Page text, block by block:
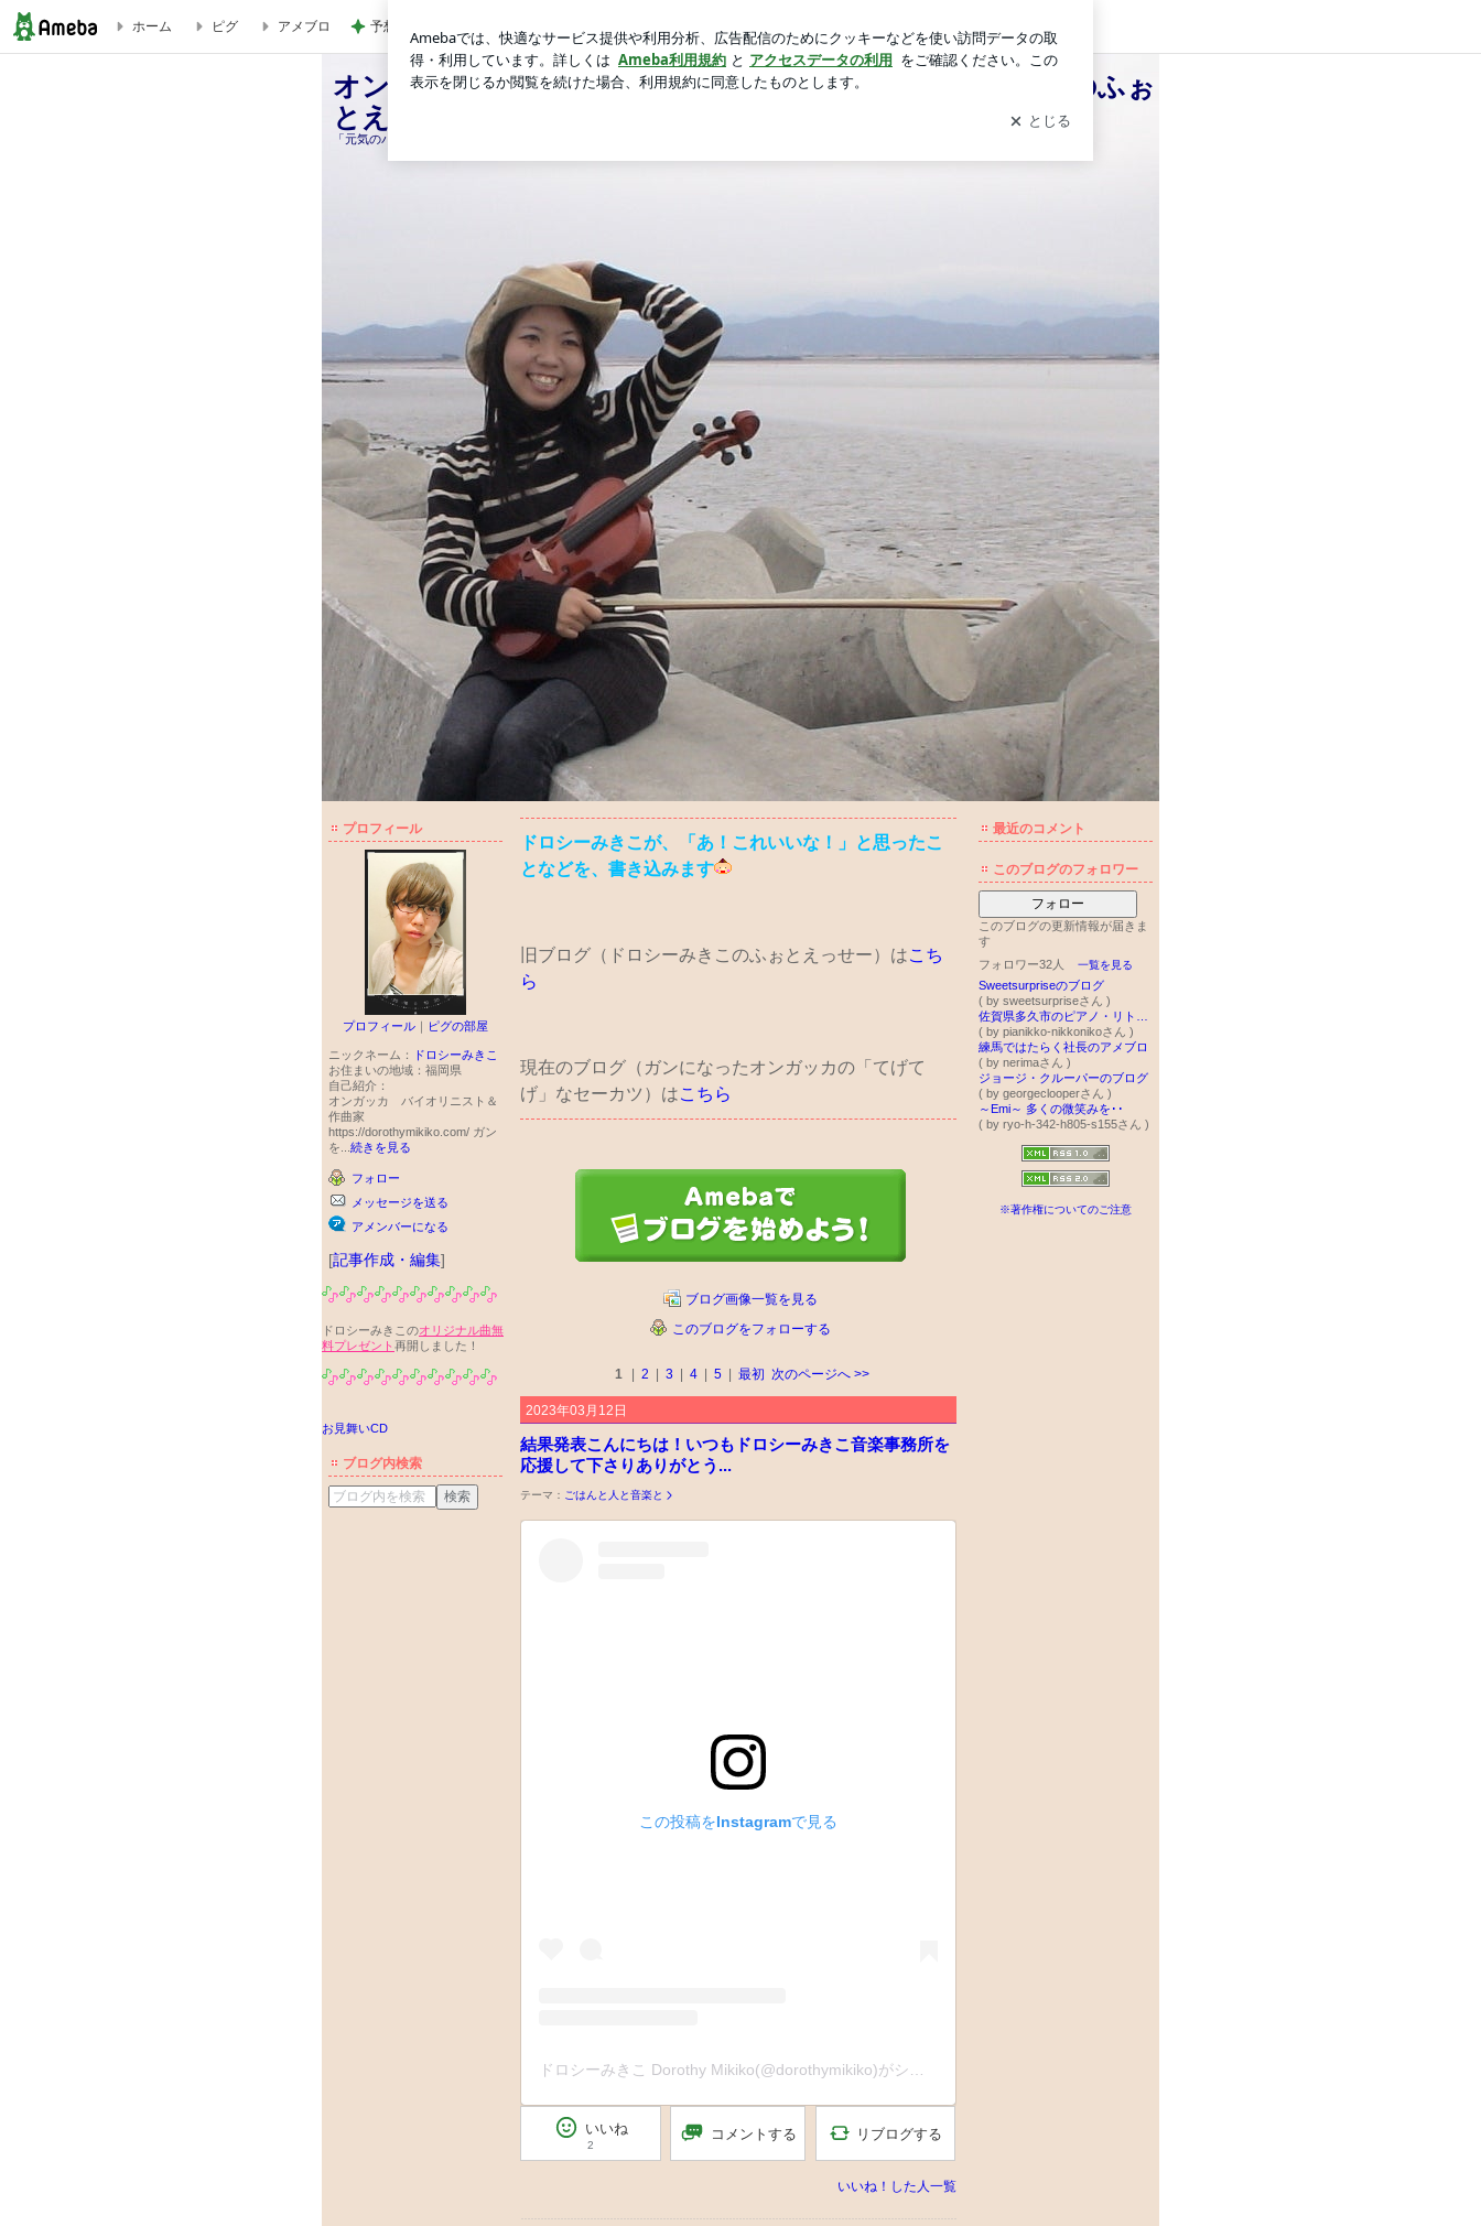
オンガッカ（バイオリニスト＆作曲家） ドロシーみきこのふぉとえっせー
ホーム ピグ アメブロ 予想以上の映画第二弾の入場特典
オンガッカ（バイオリニスト＆作曲家） ドロシーみきこのふぉ
とえっせー
「元気のバトン ドロシーみきこ全国1750市区町村バイオリン行脚」実施中。あなたの街にもやってきま～す
プロフィール
プロフィール ｜ ピグの部屋
ニックネーム：
ドロシーみきこ
お住まいの地域： 福岡県
自己紹介：
オンガッカ バイオリニスト＆
作曲家
https://dorothymikiko.com/ ガン
を... 続きを見る
フォロー
メッセージを送る
アメンバーになる
[記事作成・編集]
ドロシーみきこのオリジナル曲無
料プレゼント 再開しました！
お見舞いCD
ブログ内検索
ドロシーみきこが、「あ！これいいな！」と思ったこ
となどを、書き込みます
旧ブログ（ドロシーみきこのふぉとえっせー）はこち
ら
現在のブログ（ガンになったオンガッカの「てげて
げ」なセーカツ）はこちら
ブログ画像一覧を見る
このブログをフォローする
1 2 3 4 5 最初 次のページへ>>
2023年03月12日
結果発表こんにちは！いつもドロシーみきこ音楽事務所を
応援して下さりありがとう...
テーマ： ごはんと人と音楽と
この投稿をInstagramで見る
いいね
2
コメントする リブログする
いいね！した人一覧
最近のコメント
このブログのフォロワー
フォロー
このブログの更新情報が届きま
す
フォロワー32人
一覧を見る
Sweetsurpriseのブログ
( by sweetsurpriseさん )
( by pianikko-nikkonikoさん )
練馬ではたらく社長のアメブロ
( by nerimaさん )
ジョージ・クルーパーのブログ
( by georgeclooperさん )
～Emi～ 多くの微笑みを･･
( by ryo-h-342-h805-s155さん )
※著作権についてのご注意